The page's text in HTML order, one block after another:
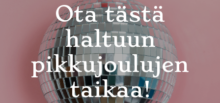
Ota tästä
haltuun
pikkujoulujen
taikaa!